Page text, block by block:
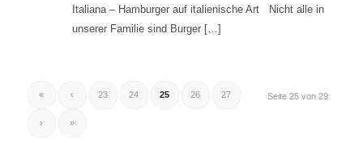
Italiana – Hamburger auf italienische Art Nicht alle in
unserer Familie sind Burger […]
Seite 25 von 29
« ‹ 23 24 25 26 27
› »